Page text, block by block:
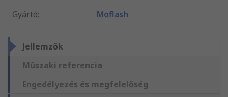
Gyártó: Moflash
Jellemzők
Műszaki referencia
Engedélyezés és megfelelőség